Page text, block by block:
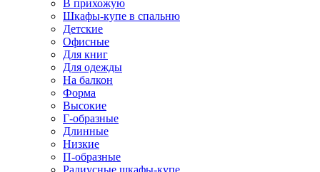
В прихожую
Шкафы-купе в спальню
Детские
Офисные
Для книг
Для одежды
На балкон
Форма
Высокие
Г-образные
Длинные
Низкие
П-образные
Радиусные шкафы-купе